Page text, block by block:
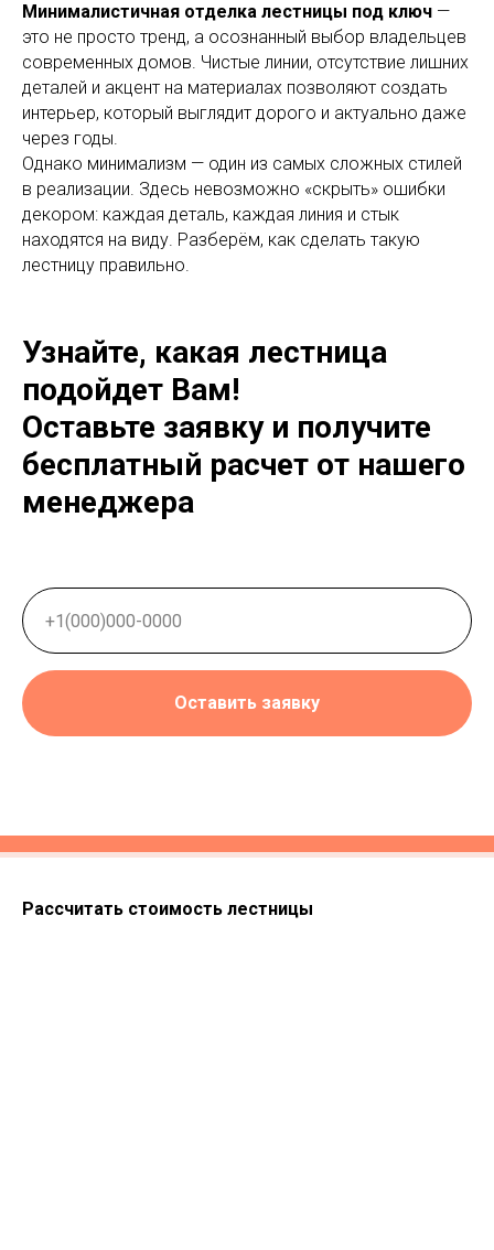
Минималистичная отделка лестницы под ключ —
это не просто тренд, а осознанный выбор владельцев
современных домов. Чистые линии, отсутствие лишних
деталей и акцент на материалах позволяют создать
интерьер, который выглядит дорого и актуально даже
через годы.
Однако минимализм — один из самых сложных стилей
в реализации. Здесь невозможно «скрыть» ошибки
декором: каждая деталь, каждая линия и стык
находятся на виду. Разберём, как сделать такую
лестницу правильно.
Узнайте, какая лестница
подойдет Вам!
Оставьте заявку и получите
бесплатный расчет от нашего
менеджера
Оставить заявку
Рассчитать стоимость лестницы